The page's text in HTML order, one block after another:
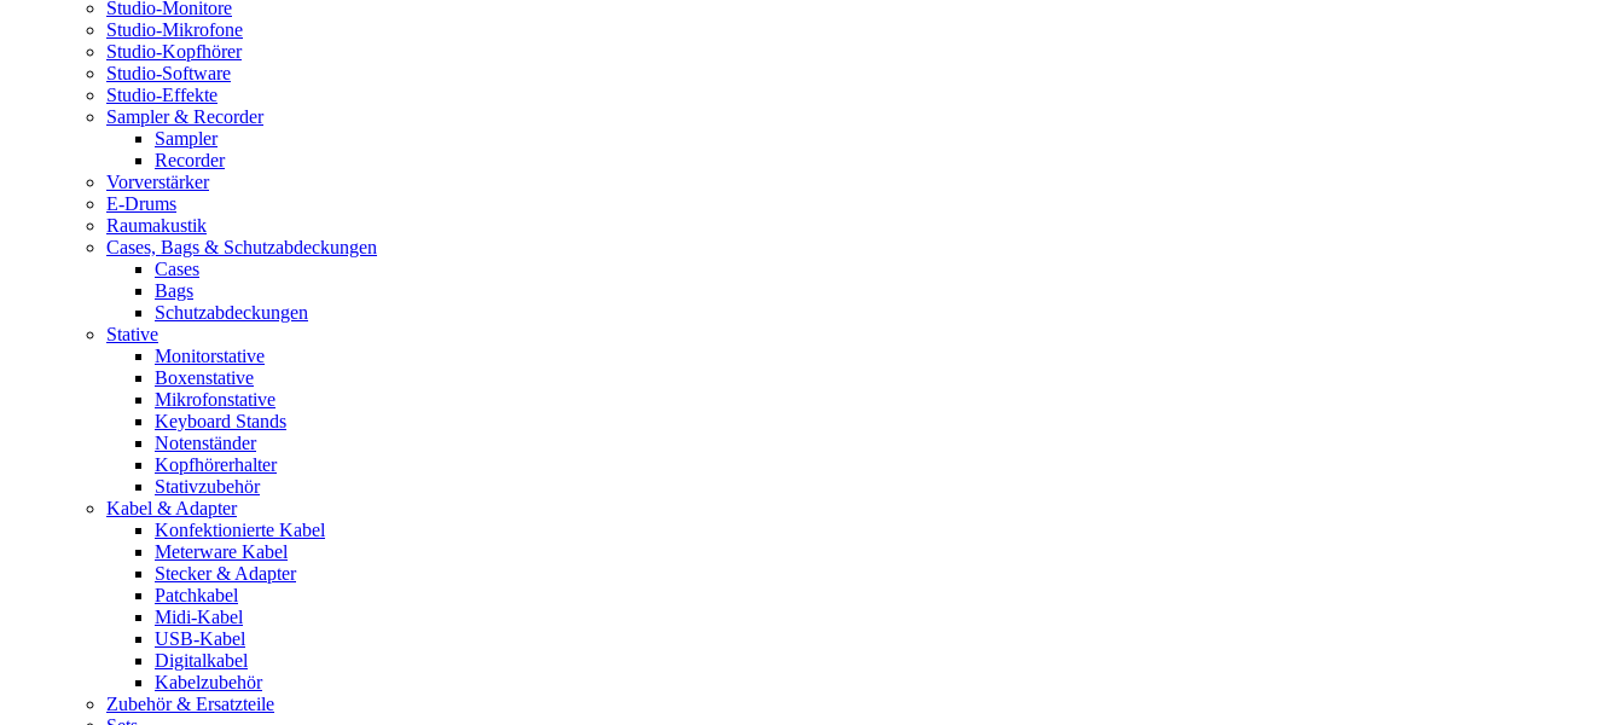
Studio-Monitore
Studio-Mikrofone
Studio-Kopfhörer
Studio-Software
Studio-Effekte
Sampler & Recorder
Sampler
Recorder
Vorverstärker
E-Drums
Raumakustik
Cases, Bags & Schutzabdeckungen
Cases
Bags
Schutzabdeckungen
Stative
Monitorstative
Boxenstative
Mikrofonstative
Keyboard Stands
Notenständer
Kopfhörerhalter
Stativzubehör
Kabel & Adapter
Konfektionierte Kabel
Meterware Kabel
Stecker & Adapter
Patchkabel
Midi-Kabel
USB-Kabel
Digitalkabel
Kabelzubehör
Zubehör & Ersatzteile